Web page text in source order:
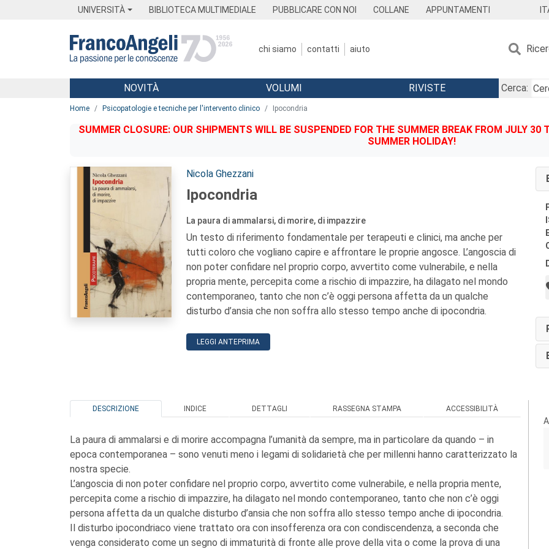
UNIVERSITÀ BIBLIOTECA MULTIMEDIALE PUBBLICARE CON NOI COLLANE APPUNTAMENTI
chi siamo contatti aiuto
Menu
NOVITÀ VOLUMI RIVISTE
Cerca:
Home Psicopatologie e tecniche per l'intervento clinico Ipocondria
SUMMER CLOSURE: OUR SHIPMENTS WILL BE SUSPENDED FOR THE SUMMER BREAK FROM JULY
SUMMER HOLIDAY!
Autori:
Nicola Ghezzani
Ipocondria
La paura di ammalarsi, di morire, di impazzire
Un testo di riferimento fondamentale per terapeuti e clinici, ma anche per
tutti coloro che vogliano capire e affrontare le proprie angosce. L’angoscia di
non poter confidare nel proprio corpo, avvertito come vulnerabile, e nella
propria mente, percepita come a rischio di impazzire, ha dilagato nel mondo
contemporaneo, tanto che non c’è oggi persona affetta da un qualche
disturbo d’ansia che non soffra allo stesso tempo anche di ipocondria.
LEGGI ANTEPRIMA
DESCRIZIONE INDICE DETTAGLI RASSEGNA STAMPA ACCESSIBILITÀ
La paura di ammalarsi e di morire accompagna l’umanità da sempre, ma in particolare da quando – in
epoca contemporanea – sono venuti meno i legami di solidarietà che per millenni hanno caratterizzato la
nostra specie.
L’angoscia di non poter confidare nel proprio corpo, avvertito come vulnerabile, e nella propria mente,
percepita come a rischio di impazzire, ha dilagato nel mondo contemporaneo, tanto che non c’è oggi
persona affetta da un qualche disturbo d’ansia che non soffra allo stesso tempo anche di ipocondria.
Il disturbo ipocondriaco viene trattato ora con insofferenza ora con condiscendenza, a seconda che
venga considerato come un segno di immaturità di fronte alle prove della vita o come la prova di una